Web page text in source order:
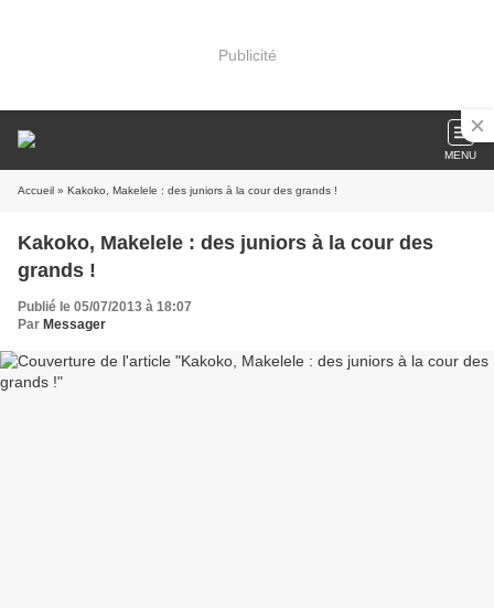
Publicité
MENU
Accueil » Kakoko, Makelele : des juniors à la cour des grands !
Kakoko, Makelele : des juniors à la cour des
grands !
Publié le 05/07/2013 à 18:07
Par Messager